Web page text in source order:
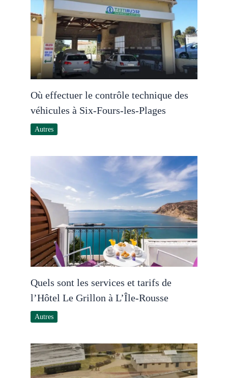
Où effectuer le contrôle technique des
véhicules à Six-Fours-les-Plages
Autres
Quels sont les services et tarifs de
l’Hôtel Le Grillon à L’Île-Rousse
Autres